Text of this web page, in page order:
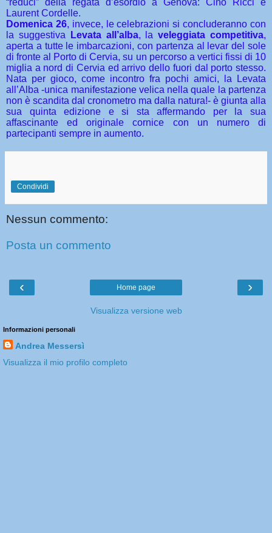
Laurent Cordelle.
Domenica 26, invece, le celebrazioni si concluderanno con
la suggestiva
Levata all’alba, laveleggiata competitiva,
aperta a tutte le imbarcazioni, con partenza al levar del sole
di fronte al Porto di Cervia, su un percorso a vertici fissi di 10
miglia a nord di Cervia ed arrivo dello fuori dal porto stesso.
Nata per gioco, come incontro fra pochi amici, la Levata
all’Alba -unica manifestazione velica nella quale la partenza
non è scandita dal cronometro ma dalla natura!- è giunta alla
sua quinta edizione e si sta affermando per la sua
affascinante ed originale cornice con un numero di
partecipanti sempre in aumento.
Condividi
Nessun commento:
Posta un commento
‹ ›
Home page
Visualizza versione web
Informazioni personali
Andrea Messersì
Visualizza il mio profilo completo